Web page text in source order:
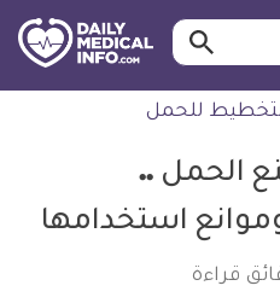
طبية
ابحث…
للحمل
الحمل ..
استخدامها
قراءة